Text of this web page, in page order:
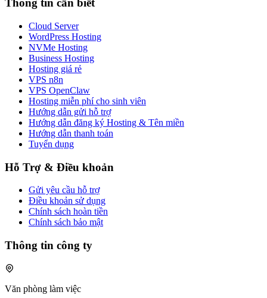
Thông tin cần biết
Cloud Server
WordPress Hosting
NVMe Hosting
Business Hosting
Hosting giá rẻ
VPS n8n
VPS OpenClaw
Hosting miễn phí cho sinh viên
Hướng dẫn gửi hỗ trợ
Hướng dẫn đăng ký Hosting & Tên miền
Hướng dẫn thanh toán
Tuyển dụng
Hỗ Trợ & Điều khoản
Gửi yêu cầu hỗ trợ
Điều khoản sử dụng
Chính sách hoàn tiền
Chính sách bảo mật
Thông tin công ty
Văn phòng làm việc